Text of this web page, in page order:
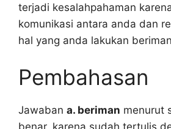
terjadi kesalahpahaman
komunikasi antara anda dan
hal yang anda lakukan
Pembahasan
Jawaban a. beriman menurut